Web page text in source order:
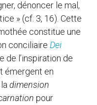
dénoncer le mal,
» (cf. 3, 16). Cette
constitue une
conciliaire Dei
de l’inspiration de
émergent en
dimension
pour